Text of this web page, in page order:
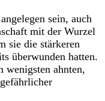
sein, auch
mit der Wurzel
sie die stärkeren
überwunden hatten.
wenigsten ahnten,